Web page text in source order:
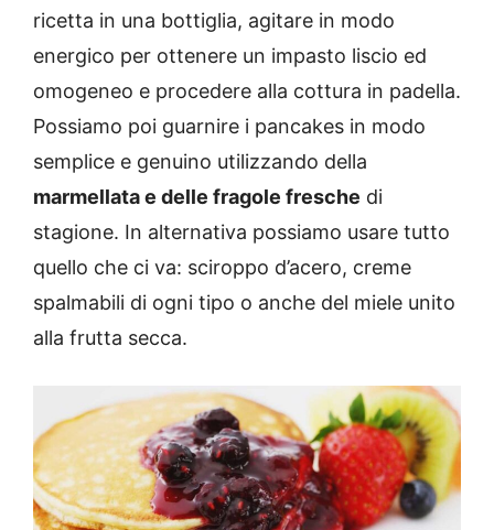
ricetta in una bottiglia, agitare in modo
energico per ottenere un impasto liscio ed
omogeneo e procedere alla cottura in padella.
Possiamo poi guarnire i pancakes in modo
semplice e genuino utilizzando della
marmellata e delle fragole fresche di
stagione. In alternativa possiamo usare tutto
quello che ci va: sciroppo d’acero, creme
spalmabili di ogni tipo o anche del miele unito
alla frutta secca.